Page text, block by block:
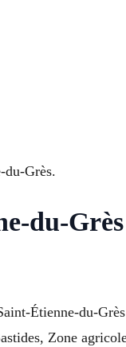
du-Grès.
du-
Étienne-du-
Zone